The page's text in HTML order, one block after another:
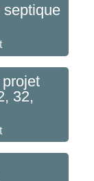
septique
32,